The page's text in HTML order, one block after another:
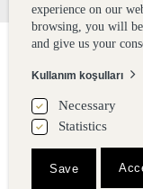
ANA SAYFA OTEL
DÜĞÜN DENEYİM
experience on our
browsing, you will
and give us your
Kullanım koşulları
Necessary
Statistics
Save